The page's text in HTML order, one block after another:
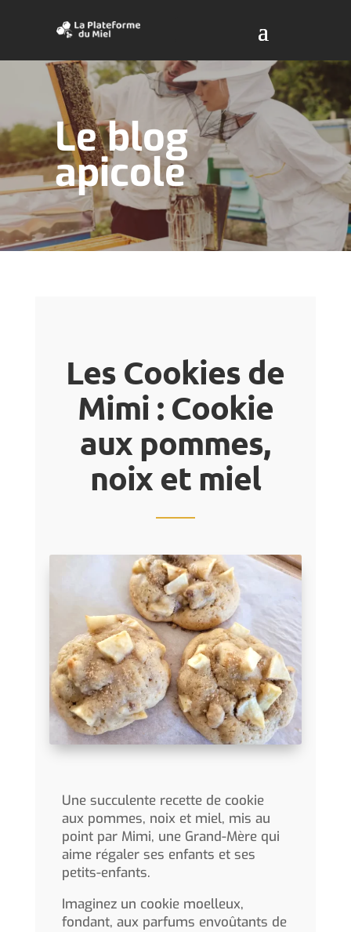
Le blog
apicole
Les Cookies de
Mimi : Cookie
aux pommes,
noix et miel
Une succulente recette de cookie
aux pommes, noix et miel, mis au
point par Mimi, une Grand-Mère qui
aime régaler ses enfants et ses
petits-enfants.
Imaginez un cookie moelleux,
fondant, aux parfums envoûtants de